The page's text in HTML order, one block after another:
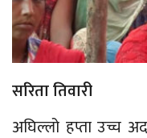
सरिता तिवारी
अघिल्लो हप्ता उच्च